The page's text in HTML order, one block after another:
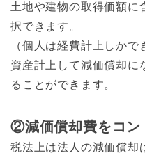
土地や建物の取得価額に
択できます。
（個人は経費計上しかで
資産計上して減価償却に
ることができます。
②減価償却費をコン
税法上は法人の減価償却